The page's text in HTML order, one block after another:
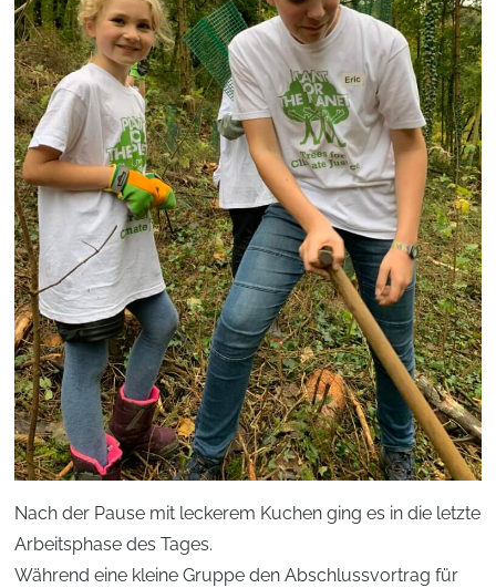
Nach der Pause mit leckerem Kuchen ging es in die letzte
Arbeitsphase des Tages.
Während eine kleine Gruppe den Abschlussvortrag für